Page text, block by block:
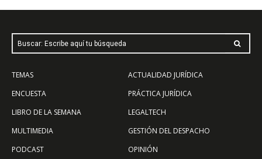
Buscar: Escribe aquí tu búsqueda
TEMAS
ENCUESTA
LIBRO DE LA SEMANA
MULTIMEDIA
PODCAST
ACTUALIDAD JURÍDICA
PRÁCTICA JURÍDICA
LEGALTECH
GESTIÓN DEL DESPACHO
OPINIÓN